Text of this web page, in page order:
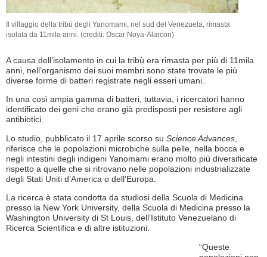
Il villaggio della tribù degli Yanomami, nel sud del Venezuela, rimasta
isolata da 11mila anni. (crediti: Oscar Noya-Alarcon)
A causa dell’isolamento in cui la tribù era rimasta per più di 11mila
anni, nell’organismo dei suoi membri sono state trovate le più
diverse forme di batteri registrate negli esseri umani.
In una così ampia gamma di batteri, tuttavia, i ricercatori hanno
identificato dei geni che erano già predisposti per resistere agli
antibiotici.
Lo studio, pubblicato il 17 aprile scorso su Science Advances
riferisce che le popolazioni microbiche sulla pelle, nella bocca e
negli intestini degli indigeni Yanomami erano molto più diversificate
rispetto a quelle che si ritrovano nelle popolazioni industrializzate
degli Stati Uniti d’America o dell’Europa.
La ricerca è stata condotta da studiosi della Scuola di Medicina
presso la New York University, della Scuola di Medicina presso la
Washington University di St Louis, dell’Istituto Venezuelano di
Ricerca Scientifica e di altre istituzioni.
“Queste